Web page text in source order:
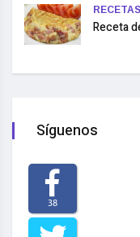
RECETAS
Receta
Síguenos
38